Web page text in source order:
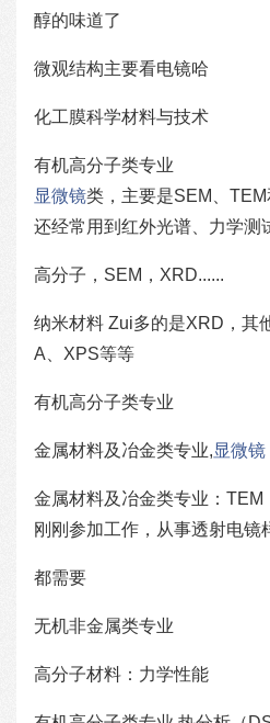
醇的味道了
微观结构主要看电镜哈
化工膜科学材料与技术
有机高分子类专业
显微镜类，主要是SEM、TEM
还经常用到红外光谱、力学测
高分子，SEM，XRD......
纳米材料 Zui多的是XRD，其
A、XPS等等
有机高分子类专业
金属材料及冶金类专业,显微镜
金属材料及冶金类专业：TEM
刚刚参加工作，从事透射电镜
都需要
无机非金属类专业
高分子材料：力学性能